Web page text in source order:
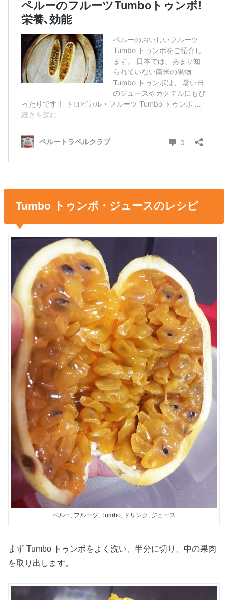
Tumbo トゥンボ・ジュースのレシピ
ペルー, フルーツ, Tumbo, ドリンク, ジュース
まず Tumbo トゥンボをよく洗い、半分に切り、中の果肉
を取り出します。